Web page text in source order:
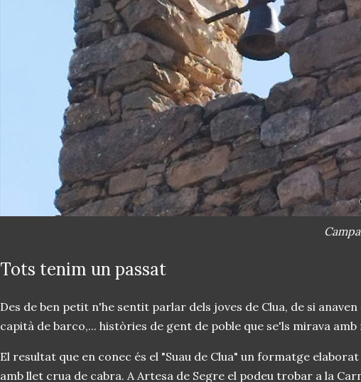
Tots tenim un passat
Des de ben petit n'he sentit parlar dels joves de Clua, de si
capità de barco,... històries de gent de poble que se'ls mirava
El resultat que en conec és el "Suau de Clua" un formatge
amb llet crua de cabra. A Artesa de Segre el podeu trobar a la